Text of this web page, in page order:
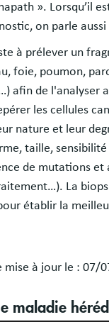
». Lorsqu’il
on parle aussi
à prélever un
foie, poumon,
afin de l'analyser
les cellules
nature et leur
taille,
de mutations
La
établir la
mise à jour le : 07/
maladie